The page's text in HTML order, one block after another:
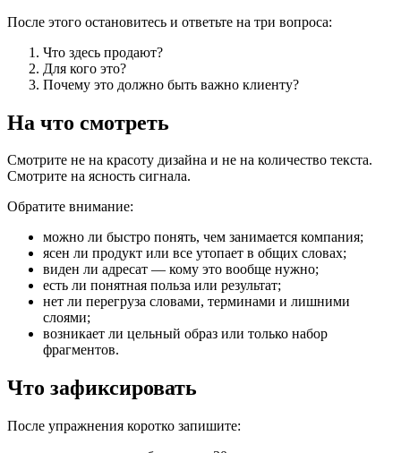
После этого остановитесь и ответьте на три вопроса:
Что здесь продают?
Для кого это?
Почему это должно быть важно клиенту?
На что смотреть
Смотрите не на красоту дизайна и не на количество текста.
Смотрите на ясность сигнала.
Обратите внимание:
можно ли быстро понять, чем занимается компания;
ясен ли продукт или все утопает в общих словах;
виден ли адресат — кому это вообще нужно;
есть ли понятная польза или результат;
нет ли перегруза словами, терминами и лишними
слоями;
возникает ли цельный образ или только набор
фрагментов.
Что зафиксировать
После упражнения коротко запишите: